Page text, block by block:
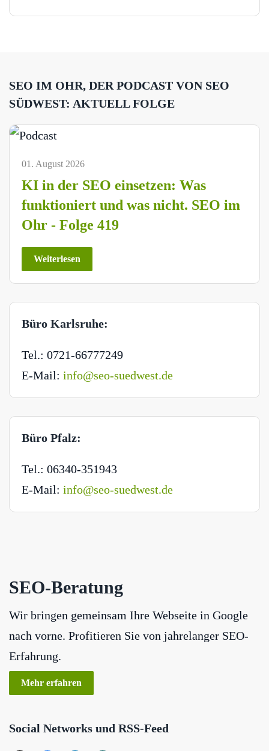
SEO IM OHR, DER PODCAST VON SEO
SÜDWEST: AKTUELL FOLGE
01. August 2026
KI in der SEO einsetzen: Was
funktioniert und was nicht. SEO im
Ohr - Folge 419
Weiterlesen
Büro Karlsruhe:
Tel.: 0721-66777249
E-Mail: info@seo-suedwest.de
Büro Pfalz:
Tel.: 06340-351943
E-Mail: info@seo-suedwest.de
SEO-Beratung
Wir bringen gemeinsam Ihre Webseite in Google
nach vorne. Profitieren Sie von jahrelanger SEO-
Erfahrung.
Mehr erfahren
Social Networks und RSS-Feed